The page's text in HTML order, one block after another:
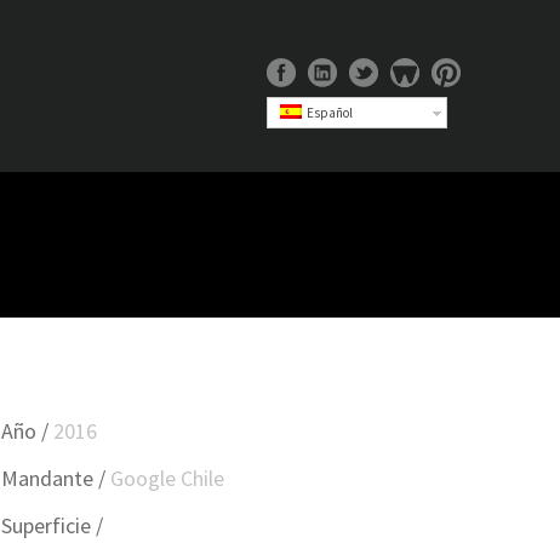
Español
Año / 2016
Mandante / Google Chile
Superficie /